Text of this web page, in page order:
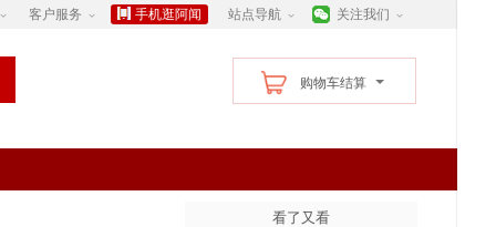
客户服务 手机逛阿闻 站点导航 关注我们
购物车结算
看了又看